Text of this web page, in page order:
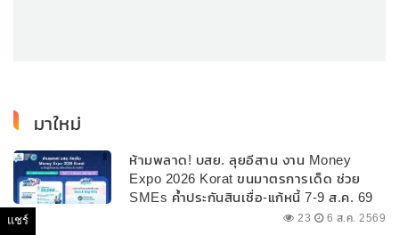
แชร์
มาใหม่
ห้ามพลาด! บสย. ลุยอีสาน งาน Money
Expo 2026 Korat ขนมาตรการเด็ด ช่วย
SMEs ค้ำประกันสินเชื่อ-แก้หนี้ 7-9 ส.ค. 69
23 6 ส.ค. 2569